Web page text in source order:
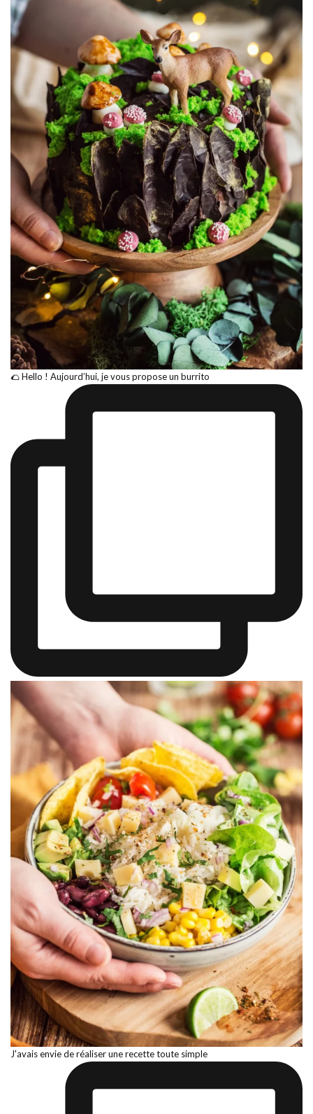
🌮 Hello ! Aujourd’hui, je vous propose un burrito
J'avais envie de réaliser une recette toute simple